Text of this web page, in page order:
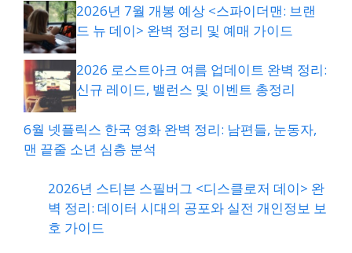
2026년 7월 개봉 예상 <스파이더맨: 브랜
드 뉴 데이> 완벽 정리 및 예매 가이드
2026 로스트아크 여름 업데이트 완벽 정리:
신규 레이드, 밸런스 및 이벤트 총정리
6월 넷플릭스 한국 영화 완벽 정리: 남편들, 눈동자,
맨 끝줄 소년 심층 분석
2026년 스티븐 스필버그 <디스클로저 데이> 완
벽 정리: 데이터 시대의 공포와 실전 개인정보 보
호 가이드